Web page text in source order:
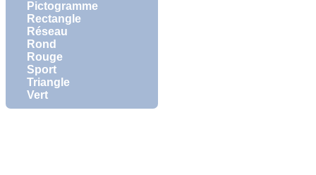
Pictogramme
Rectangle
Réseau
Rond
Rouge
Sport
Triangle
Vert